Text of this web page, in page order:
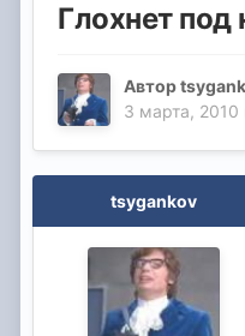
Глохнет под
Автор
3 марта, 2010
tsygankov